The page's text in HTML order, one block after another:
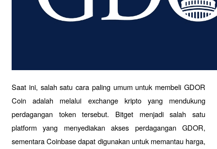
Saat ini, salah satu cara paling umum untuk membeli GDOR
Coin adalah melalui exchange kripto yang mendukung
perdagangan token tersebut. Bitget menjadi salah satu
platform yang menyediakan akses perdagangan GDOR,
sementara Coinbase dapat digunakan untuk memantau harga,